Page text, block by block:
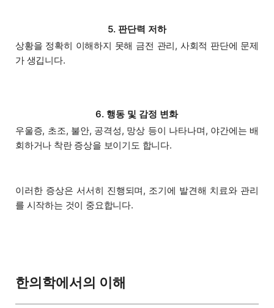
5. 판단력 저하
상황을 정확히 이해하지 못해 금전 관리, 사회적 판단에 문제
가 생깁니다.
6. 행동 및 감정 변화
우울증, 초조, 불안, 공격성, 망상 등이 나타나며, 야간에는 배
회하거나 착란 증상을 보이기도 합니다.
이러한 증상은 서서히 진행되며, 조기에 발견해 치료와 관리
를 시작하는 것이 중요합니다.
한의학에서의 이해